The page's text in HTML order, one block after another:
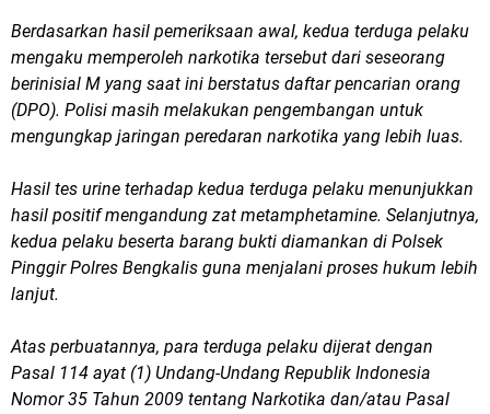
Berdasarkan hasil pemeriksaan awal, kedua terduga pelaku
mengaku memperoleh narkotika tersebut dari seseorang
berinisial M yang saat ini berstatus daftar pencarian orang
(DPO). Polisi masih melakukan pengembangan untuk
mengungkap jaringan peredaran narkotika yang lebih luas.
Hasil tes urine terhadap kedua terduga pelaku menunjukkan
hasil positif mengandung zat metamphetamine. Selanjutnya,
kedua pelaku beserta barang bukti diamankan di Polsek
Pinggir Polres Bengkalis guna menjalani proses hukum lebih
lanjut.
Atas perbuatannya, para terduga pelaku dijerat dengan
Pasal 114 ayat (1) Undang-Undang Republik Indonesia
Nomor 35 Tahun 2009 tentang Narkotika dan/atau Pasal